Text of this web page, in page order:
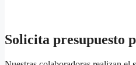
Solicita presupuesto